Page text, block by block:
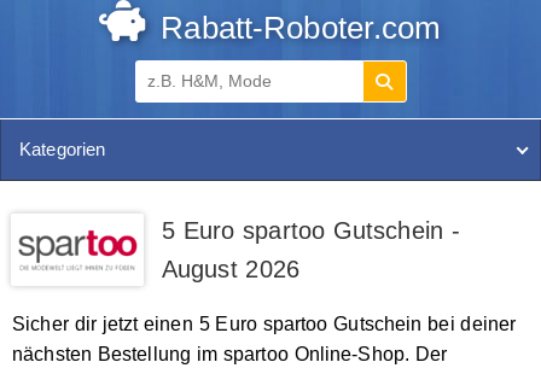
Rabatt-Roboter.com
Kategorien
5 Euro spartoo Gutschein -
August 2026
Sicher dir jetzt einen 5 Euro spartoo Gutschein bei deiner
nächsten Bestellung im spartoo Online-Shop. Der